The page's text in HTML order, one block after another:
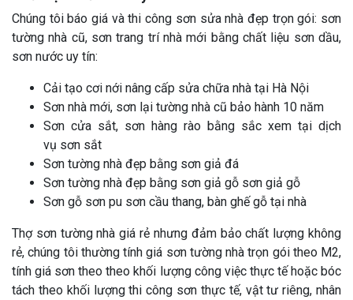
Chúng tôi báo giá và thi công sơn sửa nhà đẹp trọn gói: sơn
tường nhà cũ, sơn trang trí nhà mới bằng chất liệu sơn dầu,
sơn nước uy tín:
Cải tạo cơi nới nâng cấp sửa chữa nhà tại Hà Nội
Sơn nhà mới, sơn lại tường nhà cũ bảo hành 10 năm
Sơn cửa sắt, sơn hàng rào bằng sắc xem tại dịch
vụ sơn sắt
Sơn tường nhà đẹp bằng sơn giả đá
Sơn tường nhà đẹp bằng sơn giả gỗ sơn giả gỗ
Sơn gỗ sơn pu sơn cầu thang, bàn ghế gỗ tại nhà
Thợ sơn tường nhà giá rẻ nhưng đảm bảo chất lượng không
rẻ, chúng tôi thường tính giá sơn tường nhà trọn gói theo M2,
tính giá sơn theo theo khối lượng công việc thực tế hoặc bóc
tách theo khối lượng thi công sơn thực tế, vật tư riêng, nhân